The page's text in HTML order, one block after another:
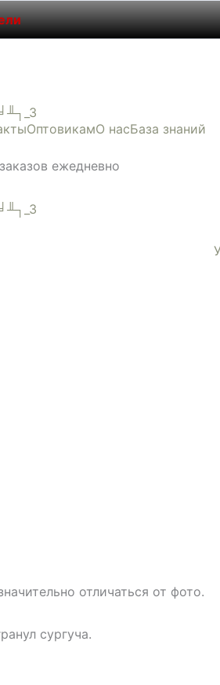
ОптовикамО насБаза знаний
ежедневно
отличаться от фото.
сургуча.